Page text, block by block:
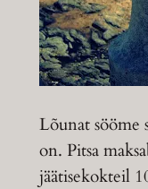
Lõunat sööme
on. Pitsa
jäätisekokteil